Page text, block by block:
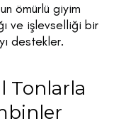
ömürlü giyim
ve işlevselliği bir
destekler.
Tonlarla